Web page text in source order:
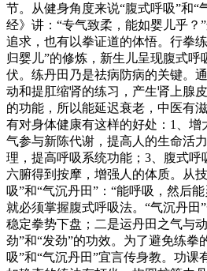
节。从健身角度来说“腹式呼吸”和“
经》讲：“专气致柔，能如婴儿乎？
追求，也有以拳证道的体悟。行拳
归婴儿”的修炼，新生儿呈现腹式呼
伏。练丹田乃是祛病防病的关键。
动和提肛缩肾的练习，产生肾上腺
的功能，所以能延迟衰老，中医有
有对身体健康有这样的好处：1、
气参与新陈代谢，提高人的生命活
理，提高呼吸系统功能；3、腹式
六腑得到按摩，增强人的体质。从
吸”和“气沉丹田”：“能呼吸，然后
就必须掌握腹式呼吸法。“气沉丹田
稳定拳势下盘；二是运丹田之气与
劲”和“发劲”的功效。为了避免练拳
吸”和“气沉丹田”宜言传身教。功课